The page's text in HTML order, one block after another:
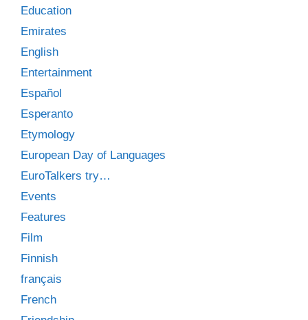
Education
Emirates
English
Entertainment
Español
Esperanto
Etymology
European Day of Languages
EuroTalkers try…
Events
Features
Film
Finnish
français
French